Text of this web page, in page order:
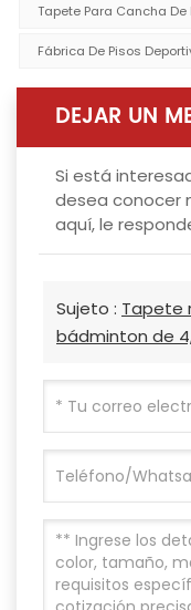
Tapete Para Cancha De
Fábrica De Pisos
DEJAR UN
Si está
desea conocer
aquí, le
Sujeto : Tapete
bádminton de